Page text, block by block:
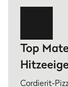
Top
Cordierit-